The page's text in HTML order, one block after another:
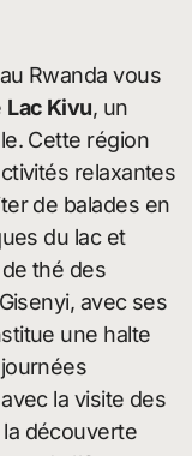
Rwanda vous
Lac Kivu, un
Cette région
relaxantes
de balades en
du lac et
thé des
avec ses
une halte
la visite des
découverte